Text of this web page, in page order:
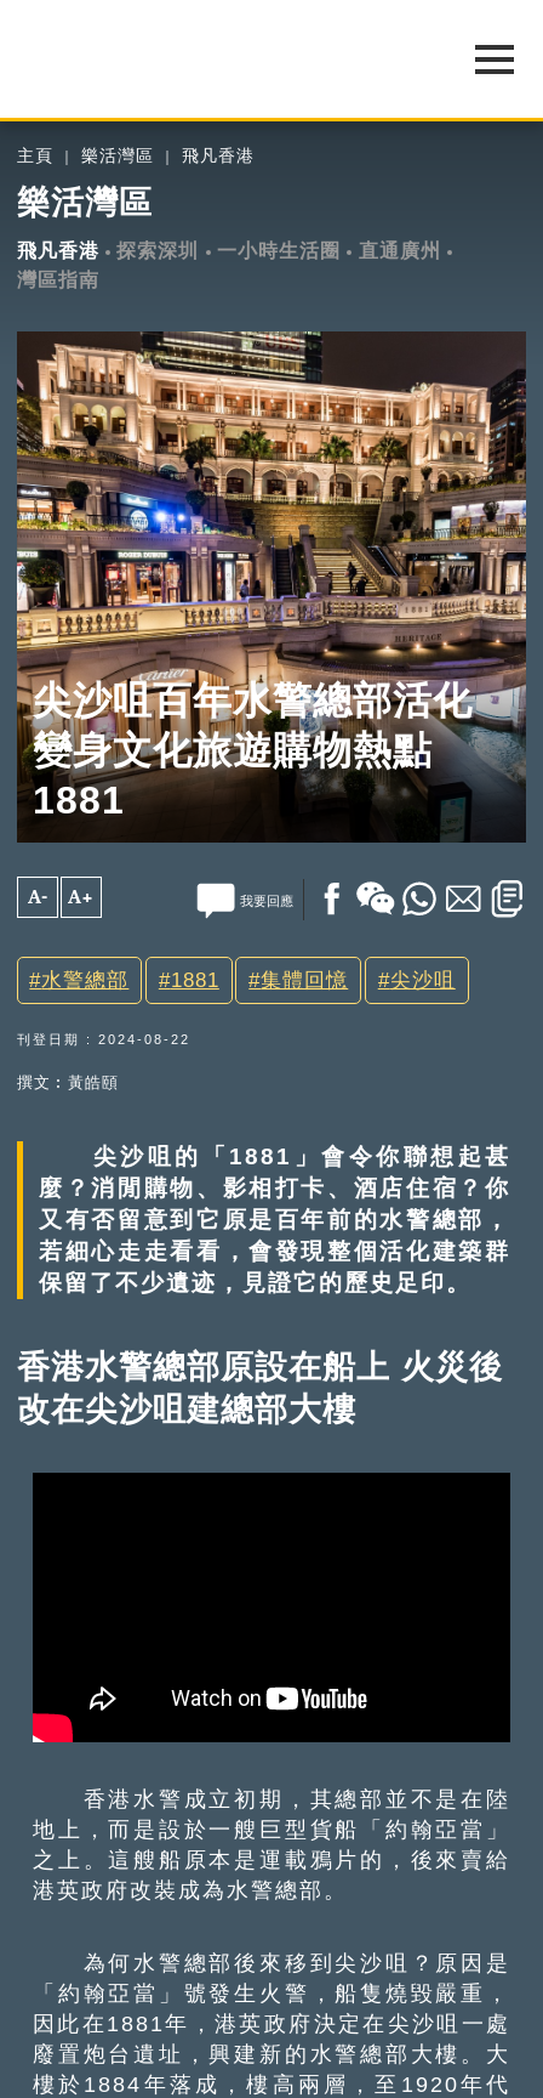
主頁 樂活灣區 飛凡香港
樂活灣區
飛凡香港 探索深圳 一小時生活圈
直通廣州
灣區指南
尖沙咀百年水警總部活化
變身文化旅遊購物熱點
1881
A- A+ 我要回應
水警總部 1881 集體回憶 尖沙咀
刊登日期 : 2024-08-22
撰文︰黃皓頤
尖沙咀的「1881」會令你聯想起甚
麼？消閒購物、影相打卡、酒店住宿？你
又有否留意到它原是百年前的水警總部，
若細心走走看看，會發現整個活化建築群
保留了不少遺迹，見證它的歷史足印。
香港水警總部原設在船上 火災後
改在尖沙咀建總部大樓
香港水警成立初期，其總部並不是在陸
地上，而是設於一艘巨型貨船「約翰亞當」
之上。這艘船原本是運載鴉片的，後來賣給
港英政府改裝成為水警總部。
為何水警總部後來移到尖沙咀？原因是
「約翰亞當」號發生火警，船隻燒毀嚴重，
因此在1881年，港英政府決定在尖沙咀一處
廢置炮台遺址，興建新的水警總部大樓。大
樓於1884年落成，樓高兩層，至1920年代